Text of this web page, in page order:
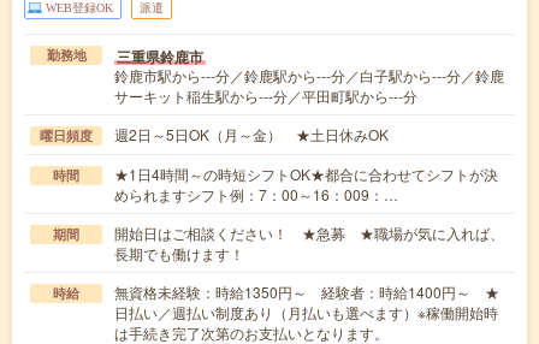
WEB登録OK 派遣
勤務地 三重県鈴鹿市
鈴鹿市駅から---分／鈴鹿駅から---分／白子駅から---分／鈴鹿
サーキット稲生駅から---分／平田町駅から---分
曜日頻度 週2日～5日OK（月～金） ★土日休みOK
時間
★1日4時間～の時短シフトOK★都合に合わせてシフトが決
められますシフト例：7：00～16：009：…
期間
開始日はご相談ください！ ★急募 ★職場が気に入れば、
長期でも働けます！
時給
無資格未経験：時給1350円～ 経験者：時給1400円～ ★
日払い／週払い制度あり（月払いも選べます）※稼働開始時
は手続き完了次第のお支払いとなります。